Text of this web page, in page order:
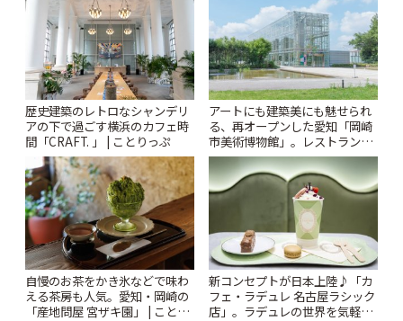
歴史建築のレトロなシャンデリ
アの下で過ごす横浜のカフェ時
間「CRAFT. 」 | ことりっぷ
アートにも建築美にも魅せられ
る、再オープンした愛知「岡崎
市美術博物館」。レストランや
ショップも充実 | ことりっぷ
自慢のお茶をかき氷などで味わ
える茶房も人気。愛知・岡崎の
「産地問屋 宮ザキ園」 | ことり
新コンセプトが日本上陸♪「カ
フェ・ラデュレ 名古屋ラシック
店」。ラデュレの世界を気軽に